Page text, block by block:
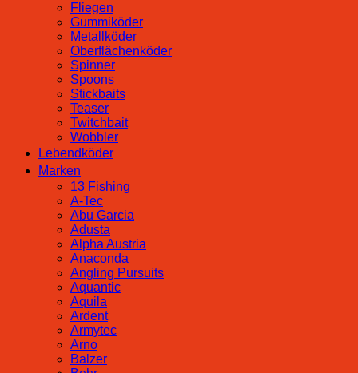
Fliegen
Gummiköder
Metallköder
Oberflächenköder
Spinner
Spoons
Stickbaits
Teaser
Twitchbait
Wobbler
Lebendköder
Marken
13 Fishing
A-Tec
Abu Garcia
Adusta
Alpha Austria
Anaconda
Angling Pursuits
Aquantic
Aquila
Ardent
Armytec
Arno
Balzer